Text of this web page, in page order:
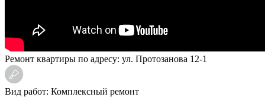
Ремонт квартиры по адресу: ул. Протозанова 12-1
Вид работ: Комплексный ремонт